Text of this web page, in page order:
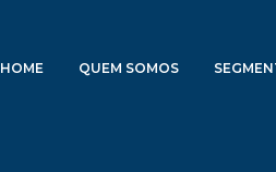
HOME QUEM SOMOS